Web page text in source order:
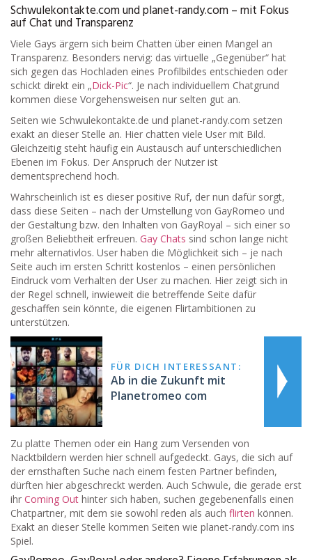
Schwulekontakte.com und planet-randy.com – mit Fokus
auf Chat und Transparenz
Viele Gays ärgern sich beim Chatten über einen Mangel an
Transparenz. Besonders nervig: das virtuelle „Gegenüber“ hat
sich gegen das Hochladen eines Profilbildes entschieden oder
schickt direkt ein „Dick-Pic“. Je nach individuellem Chatgrund
kommen diese Vorgehensweisen nur selten gut an.
Seiten wie Schwulekontakte.de und planet-randy.com setzen
exakt an dieser Stelle an. Hier chatten viele User mit Bild.
Gleichzeitig steht häufig ein Austausch auf unterschiedlichen
Ebenen im Fokus. Der Anspruch der Nutzer ist
dementsprechend hoch.
Wahrscheinlich ist es dieser positive Ruf, der nun dafür sorgt,
dass diese Seiten – nach der Umstellung von GayRomeo und
der Gestaltung bzw. den Inhalten von GayRoyal – sich einer so
großen Beliebtheit erfreuen. Gay Chats sind schon lange nicht
mehr alternativlos. User haben die Möglichkeit sich – je nach
Seite auch im ersten Schritt kostenlos – einen persönlichen
Eindruck vom Verhalten der User zu machen. Hier zeigt sich in
der Regel schnell, inwieweit die betreffende Seite dafür
geschaffen sein könnte, die eigenen Flirtambitionen zu
unterstützen.
FÜR DICH INTERESSANT:
Ab in die Zukunft mit
Planetromeo com
Zu platte Themen oder ein Hang zum Versenden von
Nacktbildern werden hier schnell aufgedeckt. Gays, die sich auf
der ernsthaften Suche nach einem festen Partner befinden,
dürften hier abgeschreckt werden. Auch Schwule, die gerade erst
ihr Coming Out hinter sich haben, suchen gegebenenfalls einen
Chatpartner, mit dem sie sowohl reden als auch flirten können.
Exakt an dieser Stelle kommen Seiten wie planet-randy.com ins
Spiel.